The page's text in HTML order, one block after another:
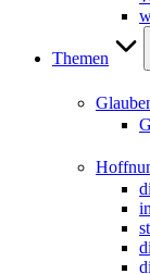
Themen